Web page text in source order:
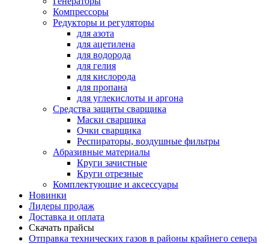
Компрессоры
Редукторы и регуляторы
для азота
для ацетилена
для водорода
для гелия
для кислорода
для пропана
для углекислоты и аргона
Средства защиты сварщика
Маски сварщика
Очки сварщика
Респираторы, воздушные фильтры
Абразивные материалы
Круги зачистные
Круги отрезные
Комплектующие и аксессуары
Новинки
Лидеры продаж
Доставка и оплата
Скачать прайсы
Отправка технических газов в районы крайнего севера